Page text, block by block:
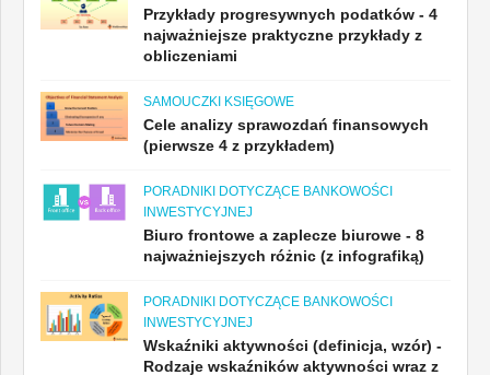
Przykłady progresywnych podatków - 4
najważniejsze praktyczne przykłady z
obliczeniami
SAMOUCZKI KSIĘGOWE
Cele analizy sprawozdań finansowych
(pierwsze 4 z przykładem)
PORADNIKI DOTYCZĄCE BANKOWOŚCI
INWESTYCYJNEJ
Biuro frontowe a zaplecze biurowe - 8
najważniejszych różnic (z infografiką)
PORADNIKI DOTYCZĄCE BANKOWOŚCI
INWESTYCYJNEJ
Wskaźniki aktywności (definicja, wzór) -
Rodzaje wskaźników aktywności wraz z